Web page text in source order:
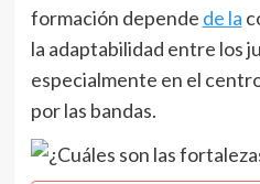
formación depende de la
la adaptabilidad entre los
especialmente en el
por las bandas.